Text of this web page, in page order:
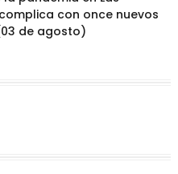
con once nuevos
de agosto)